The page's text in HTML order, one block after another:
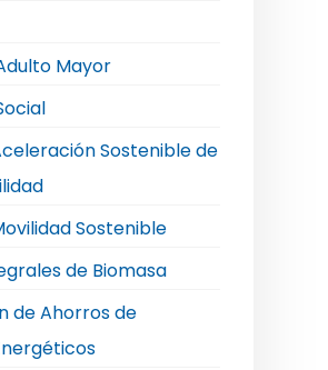
Mayor
Sostenible de
Sostenible
de Biomasa
de Ahorros de